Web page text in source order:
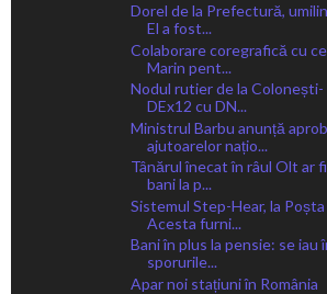
Dorel de la Prefectură,
El a fost...
Colaborare coregrafică cu
Marin pent...
Nodul rutier de la
DEx12 cu DN...
Ministrul Barbu anunță
ajutoarelor națio...
Tânărul înecat în râul Olt ar
bani la p...
Sistemul Step-Hear, la
Acesta furni...
Bani în plus la pensie: se iau
sporurile...
Apar noi stațiuni în România